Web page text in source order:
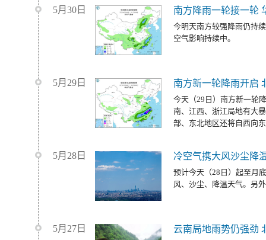
5月30日 南方降雨一轮接一轮
今明天南方较强降雨仍持
空气影响持续中。
5月29日 南方新一轮降雨开启
今天（29日）南方新一轮
南、江西、浙江局地有大
部、东北地区还将自西向
5月28日 冷空气携大风沙尘降
预计今天（28日）起至月
风、沙尘、降温天气。另
5月27日 云南局地雨势仍强劲